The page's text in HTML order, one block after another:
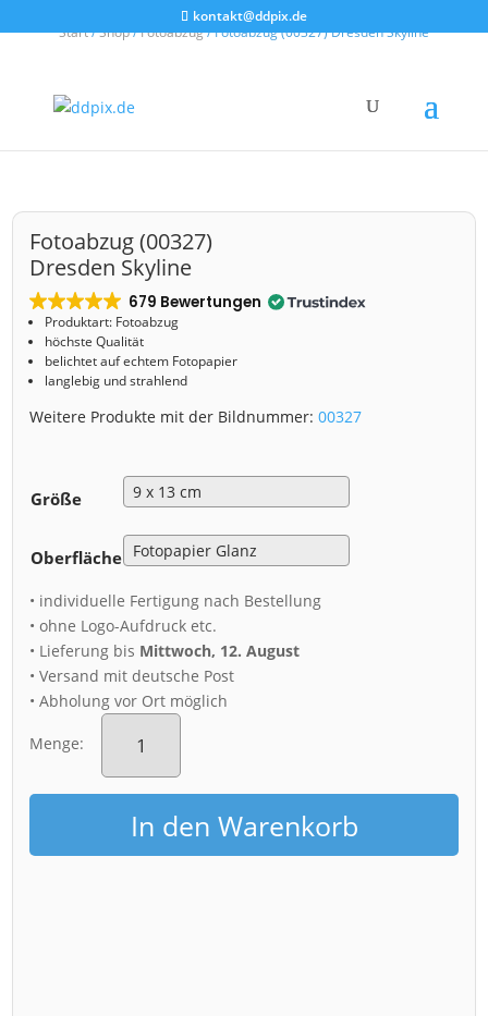
kontakt@ddpix.de
Start/Shop/Fotoabzug/ Fotoabzug (00327) Dresden Skyline
Fotoabzug (00327)
Dresden Skyline
679 Bewertungen
Produktart: Fotoabzug
höchste Qualität
belichtet auf echtem Fotopapier
langlebig und strahlend
Weitere Produkte mit der Bildnummer:00327
Größe
Oberfläche
• individuelle Fertigung nach Bestellung
• ohne Logo-Aufdruck etc.
• Lieferung bis Mittwoch, 12. August
• Versand mit deutsche Post
• Abholung vor Ort möglich
Menge:
Fotoabzug
(00327)
Skyline
Menge
In den Warenkorb